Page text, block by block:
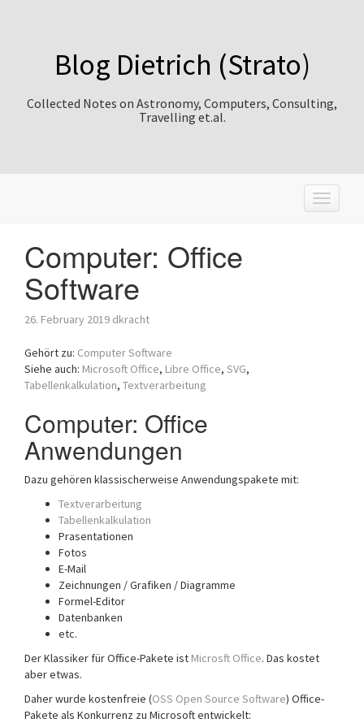
Blog Dietrich (Strato)
Collected Notes on Astronomy, Computers, Consulting,
Travelling et.al.
T
o
Computer: Office
Software
26. February 2019 dkracht
Gehört zu: Computer Software
Siehe auch: Microsoft Office, Libre Office, SVG,
Tabellenkalkulation, Textverarbeitung
Computer: Office
Anwendungen
Dazu gehören klassischerweise Anwendungspakete mit:
Textverarbeitung
Tabellenkalkulation
Prasentationen
Fotos
E-Mail
Zeichnungen / Grafiken / Diagramme
Formel-Editor
Datenbanken
etc.
Der Klassiker für Office-Pakete ist Microsft Office. Das kostet
aber etwas.
Daher wurde kostenfreie (OSS Open Source Software) Office-
Pakete als Konkurrenz zu Microsoft entwickelt: